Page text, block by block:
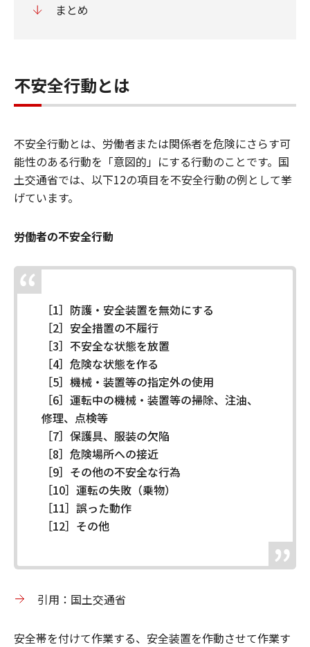
まとめ
不安全行動とは
不安全行動とは、労働者または関係者を危険にさらす可
能性のある行動を「意図的」にする行動のことです。国
土交通省では、以下12の項目を不安全行動の例として挙
げています。
労働者の不安全行動
［1］防護・安全装置を無効にする
［2］安全措置の不履行
［3］不安全な状態を放置
［4］危険な状態を作る
［5］機械・装置等の指定外の使用
［6］運転中の機械・装置等の掃除、注油、
修理、点検等
［7］保護具、服装の欠陥
［8］危険場所への接近
［9］その他の不安全な行為
［10］運転の失敗（乗物）
［11］誤った動作
［12］その他
引用：国土交通省
安全帯を付けて作業する、安全装置を作動させて作業す